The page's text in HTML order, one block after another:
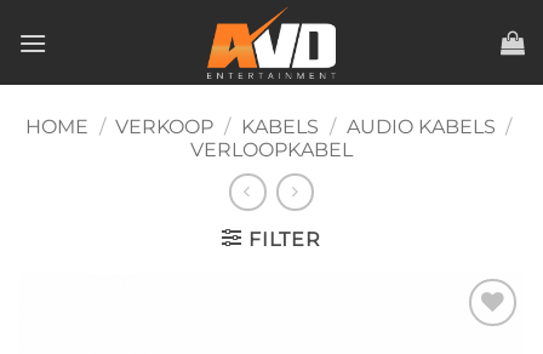
naar
HOME / VERKOOP / KABELS / AUDIO KABELS /
VERLOOPKABEL
FILTER